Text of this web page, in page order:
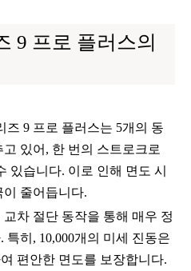
9 프로 플러스의
즈 9 프로 플러스는 5개의 동
있어, 한 번의 스트로크로
있습니다. 이로 인해 면도 시
줄어듭니다.
교차 절단 동작을 통해 매우 정
특히, 10,000개의 미세 진동은
편안한 면도를 보장합니다.